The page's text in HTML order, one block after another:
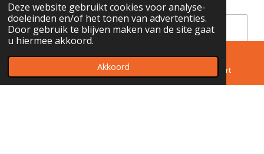
Deze website gebruikt cookies voor analyse-
doeleinden en/of het tonen van advertenties.
Door gebruik te blijven maken van de site gaat
u hiermee akkoord.
Akkoord
Telefoonnummer Kaart